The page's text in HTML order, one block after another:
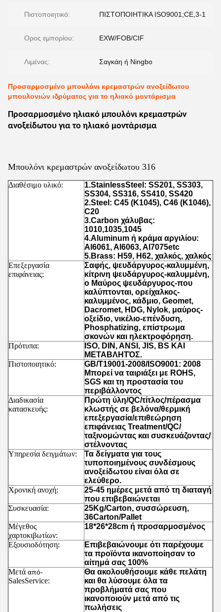
Πιστοποιητικό: ΠΙΣΤΟΠΟΙΗΤΙΚΑ ISO9001;CE,3-1
Ορος εμπορίου: EXW/FOB/CIF
Λιμένας: Σαγκάη ή Ningbo
Προσαρμοσμένο μπουλόνι κρεμαστρών ανοξείδωτου
μπουλονιών ιδρύματος για το ηλιακό μοντάρισμα
Προσαρμοσμένο ηλιακό μπουλόνι κρεμαστρών
ανοξείδωτου για το ηλιακό μοντάρισμα
Μπουλόνι κρεμαστρών ανοξείδωτου 316
Διαθέσιμο υλικό:
1.StainlessSteel: SS201, SS303,
SS304, SS316, SS410, SS420
2.Steel: C45 (K1045), C46 (K1046),
C20
3.Carbon χάλυβας:
1010,1035,1045
4.Aluminum ή κράμα αργιλίου:
Al6061, Al6063, Al7075etc
5.Brass: H59, H62, χαλκός, χαλκός
Επεξεργασία
επιφάνειας:
Σαφής, ψευδάργυρος-καλυμμένη,
κίτρινη ψευδάργυρος-καλυμμένη,
ο Μαύρος ψευδάργυρος-που
καλύπτονται, ορείχαλκος-
καλυμμένος, κάδμιο, Geomet,
Dacromet, HDG, Nylok, μαύρος-
οξείδιο, νικέλιο-επένδυση,
Phosphatizing, επίστρωμα
σκονών και ηλεκτροφόρηση.
Πρότυπα:
ISO, DIN, ANSI, JIS, BS ΚΑΙ
ΜΕΤΑΒΛΗΤΌΣ.
Πιστοποιητικό:
GB/T19001-2008/ISO9001: 2008
Μπορεί να ταιριάξει με ROHS,
SGS και τη προστασία του
περιβάλλοντος
Διαδικασία
κατασκευής:
Πρώτη ύλη/QC/τίτλος/πέρασμα
κλωστής σε βελόνα/θερμική
επεξεργασία/επιθεώρηση
επιφάνειας Treatment/QC/
ταξινομώντας και συσκευάζοντας/
στέλνοντας
Υπηρεσία δειγμάτων:
Τα δείγματα για τους
τυποποιημένους συνδέσμους
ανοξείδωτου είναι όλα σε
ελεύθερο.
Χρονική ανοχή:
25-45 ημέρες μετά από τη διαταγή
που επιβεβαιώνεται
Συσκευασία:
25Kg/Carton, συσσώρευση,
36Carton/Pallet
Μέγεθος
χαρτοκιβωτίων:
18*26*28cm ή προσαρμοσμένος
Εξουσιοδότηση:
Επιβεβαιώνουμε ότι παρέχουμε
τα προϊόντα ικανοποίησαν το
αίτημά σας 100%
Μετά από-
SalesService:
Θα ακολουθήσουμε κάθε πελάτη
και θα λύσουμε όλα τα
προβλήματά σας που
ικανοποιούν μετά από τις
πωλήσεις